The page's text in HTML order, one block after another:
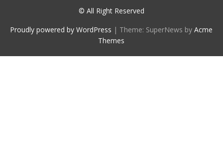
© All Right Reserved
Proudly powered by WordPress | Theme: SuperNews byAcme
Themes